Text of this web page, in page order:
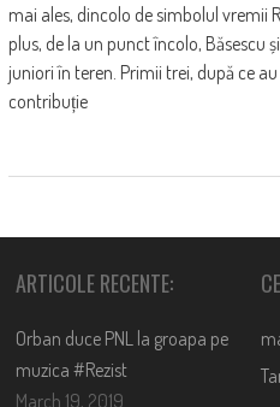
mai ales, dincolo de simbolul vremii
plus, de la un punct încolo, Băsescu
juniori în teren. Primii trei, după ce
contribuție
ARTICOLE RECENTE:
Orban duce PNL la groapa pe
muzica #Rezist
March 19, 2019